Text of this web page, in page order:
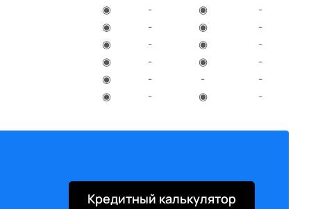
◉ - ◉
-
◉ - ◉
-
◉ - ◉
-
◉ - ◉
-
◉ - -
-
◉ - ◉
-
◉ ◉ ◉
-
◉ ◉ ◉
◉ ◉ -
Кредитный калькулятор